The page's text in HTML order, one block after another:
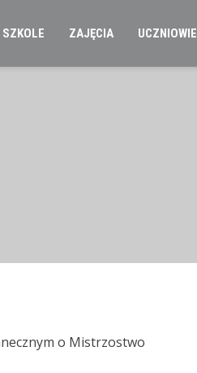
SZKOLE ZAJĘCIA UCZNIOWIE
o Mistrzostwo